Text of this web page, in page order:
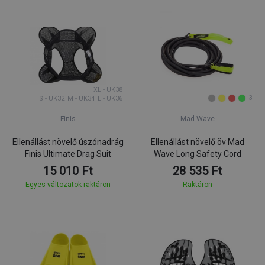
S - UK32 M - UK34 L - UK36
XL - UK38
Finis
Ellenállást növelő úszónadrág
Finis Ultimate Drag Suit
15 010 Ft
Egyes változatok raktáron
3
Mad Wave
Ellenállást növelő öv Mad
Wave Long Safety Cord
28 535 Ft
Raktáron